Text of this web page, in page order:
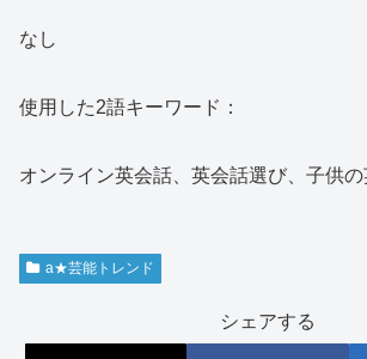
なし
使用した2語キーワード：
オンライン英会話、英会話選び、子供
a★芸能トレンド
シェアする